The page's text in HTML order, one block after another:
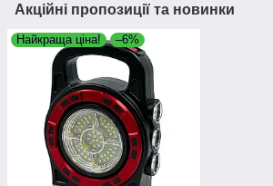
Акційні пропозиції та новинки
Найкраща ціна! –6%